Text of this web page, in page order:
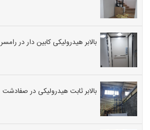
بالابر هیدرولیکی کابین دار در رامسر
بالابر ثابت هیدرولیکی در صفادشت